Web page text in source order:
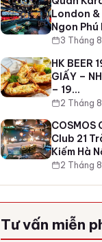
London &
Ngon
3 Tháng
HK BEER
GIẤY –
– 19…
2 Tháng
COSMOS
Club 21
Kiếm Hà
2 Tháng
Tư vấn miễn